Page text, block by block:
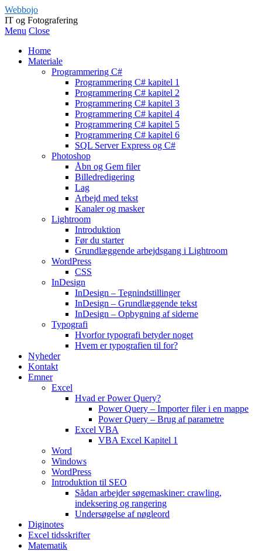
Webbojo
IT og Fotografering
Menu Close
Home
Materiale
Programmering C#
Programmering C# kapitel 1
Programmering C# kapitel 2
Programmering C# kapitel 3
Programmering C# kapitel 4
Programmering C# kapitel 5
Programmering C# kapitel 6
SQL Server Express og C#
Photoshop
Åbn og Gem filer
Billedredigering
Lag
Arbejd med tekst
Kanaler og masker
Lightroom
Introduktion
Før du starter
Grundlæggende arbejdsgang i Lightroom
WordPress
CSS
InDesign
InDesign – Tegnindstillinger
InDesign – Grundlæggende tekst
InDesign – Opbygning af siderne
Typografi
Hvorfor typografi betyder noget
Hvem er typografien til for?
Nyheder
Kontakt
Emner
Excel
Hvad er Power Query?
Power Query – Importer filer i en mappe
Power Query – Brug af parametre
Excel VBA
VBA Excel Kapitel 1
Word
Windows
WordPress
Introduktion til SEO
Sådan arbejder søgemaskiner: crawling,
indeksering og rangering
Undersøgelse af nøgleord
Diginotes
Excel tidsskrifter
Matematik